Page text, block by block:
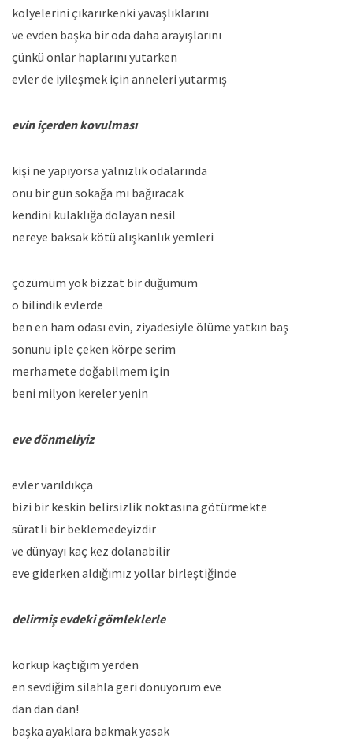
kolyelerini çıkarırkenki yavaşlıklarını
ve evden başka bir oda daha arayışlarını
çünkü onlar haplarını yutarken
evler de iyileşmek için anneleri yutarmış
evin içerden kovulması
kişi ne yapıyorsa yalnızlık odalarında
onu bir gün sokağa mı bağıracak
kendini kulaklığa dolayan nesil
nereye baksak kötü alışkanlık yemleri
çözümüm yok bizzat bir düğümüm
o bilindik evlerde
ben en ham odası evin, ziyadesiyle ölüme yatkın baş
sonunu iple çeken körpe serim
merhamete doğabilmem için
beni milyon kereler yenin
eve dönmeliyiz
evler varıldıkça
bizi bir keskin belirsizlik noktasına götürmekte
süratli bir beklemedeyizdir
ve dünyayı kaç kez dolanabilir
eve giderken aldığımız yollar birleştiğinde
delirmiş evdeki gömleklerle
korkup kaçtığım yerden
en sevdiğim silahla geri dönüyorum eve
dan dan dan!
başka ayaklara bakmak yasak